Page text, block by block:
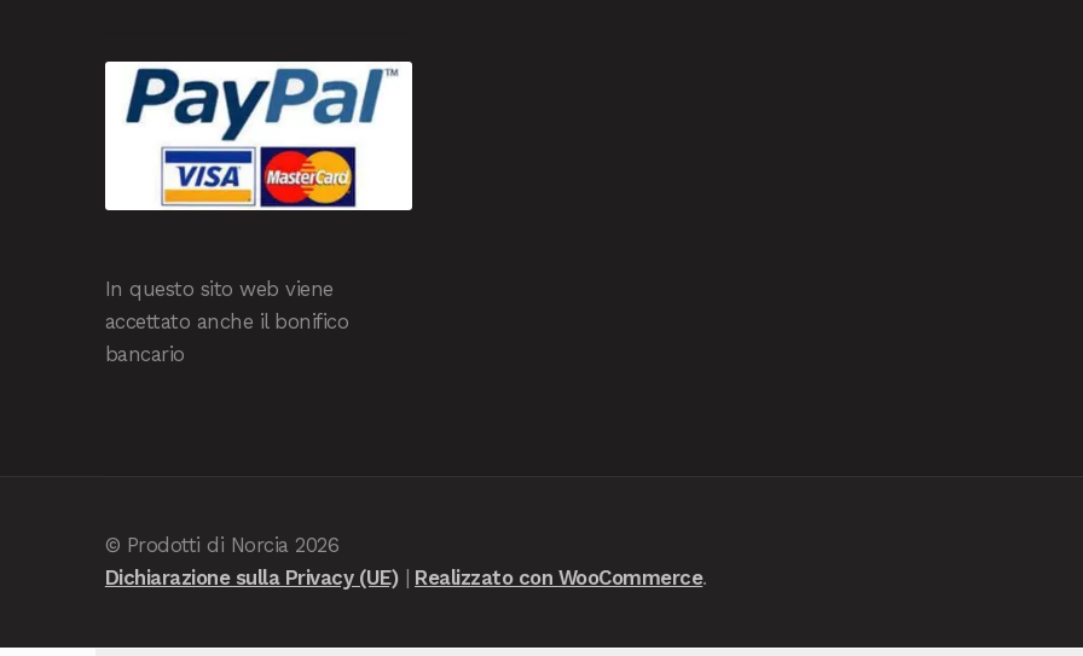
In questo sito web viene
accettato anche il bonifico
bancario
© Prodotti di Norcia 2026
Dichiarazione sulla Privacy (UE)
Realizzato con WooCommerce.